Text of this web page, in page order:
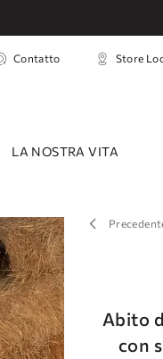
Contatto Store
LA NOSTRA VITA
Abito
con